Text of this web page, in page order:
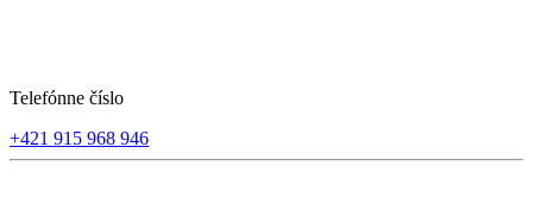
Telefónne číslo
+421 915 968 946